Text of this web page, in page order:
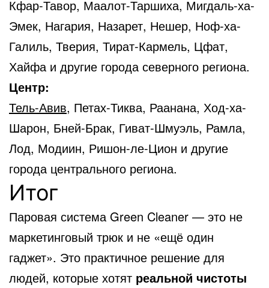
Кфар-Тавор, Маалот-Таршиха, Мигдаль-ха-
Эмек, Нагария, Назарет, Нешер, Ноф-ха-
Галиль, Тверия, Тират-Кармель, Цфат,
Хайфа и другие города северного региона.
Центр:
Тель-Авив, Петах-Тиква, Раанана, Ход-ха-
Шарон, Бней-Брак, Гиват-Шмуэль, Рамла,
Лод, Модиин, Ришон-ле-Цион и другие
города центрального региона.
Итог
Паровая система Green Cleaner — это не
маркетинговый трюк и не «ещё один
гаджет». Это практичное решение для
людей, которые хотят реальной чистоты